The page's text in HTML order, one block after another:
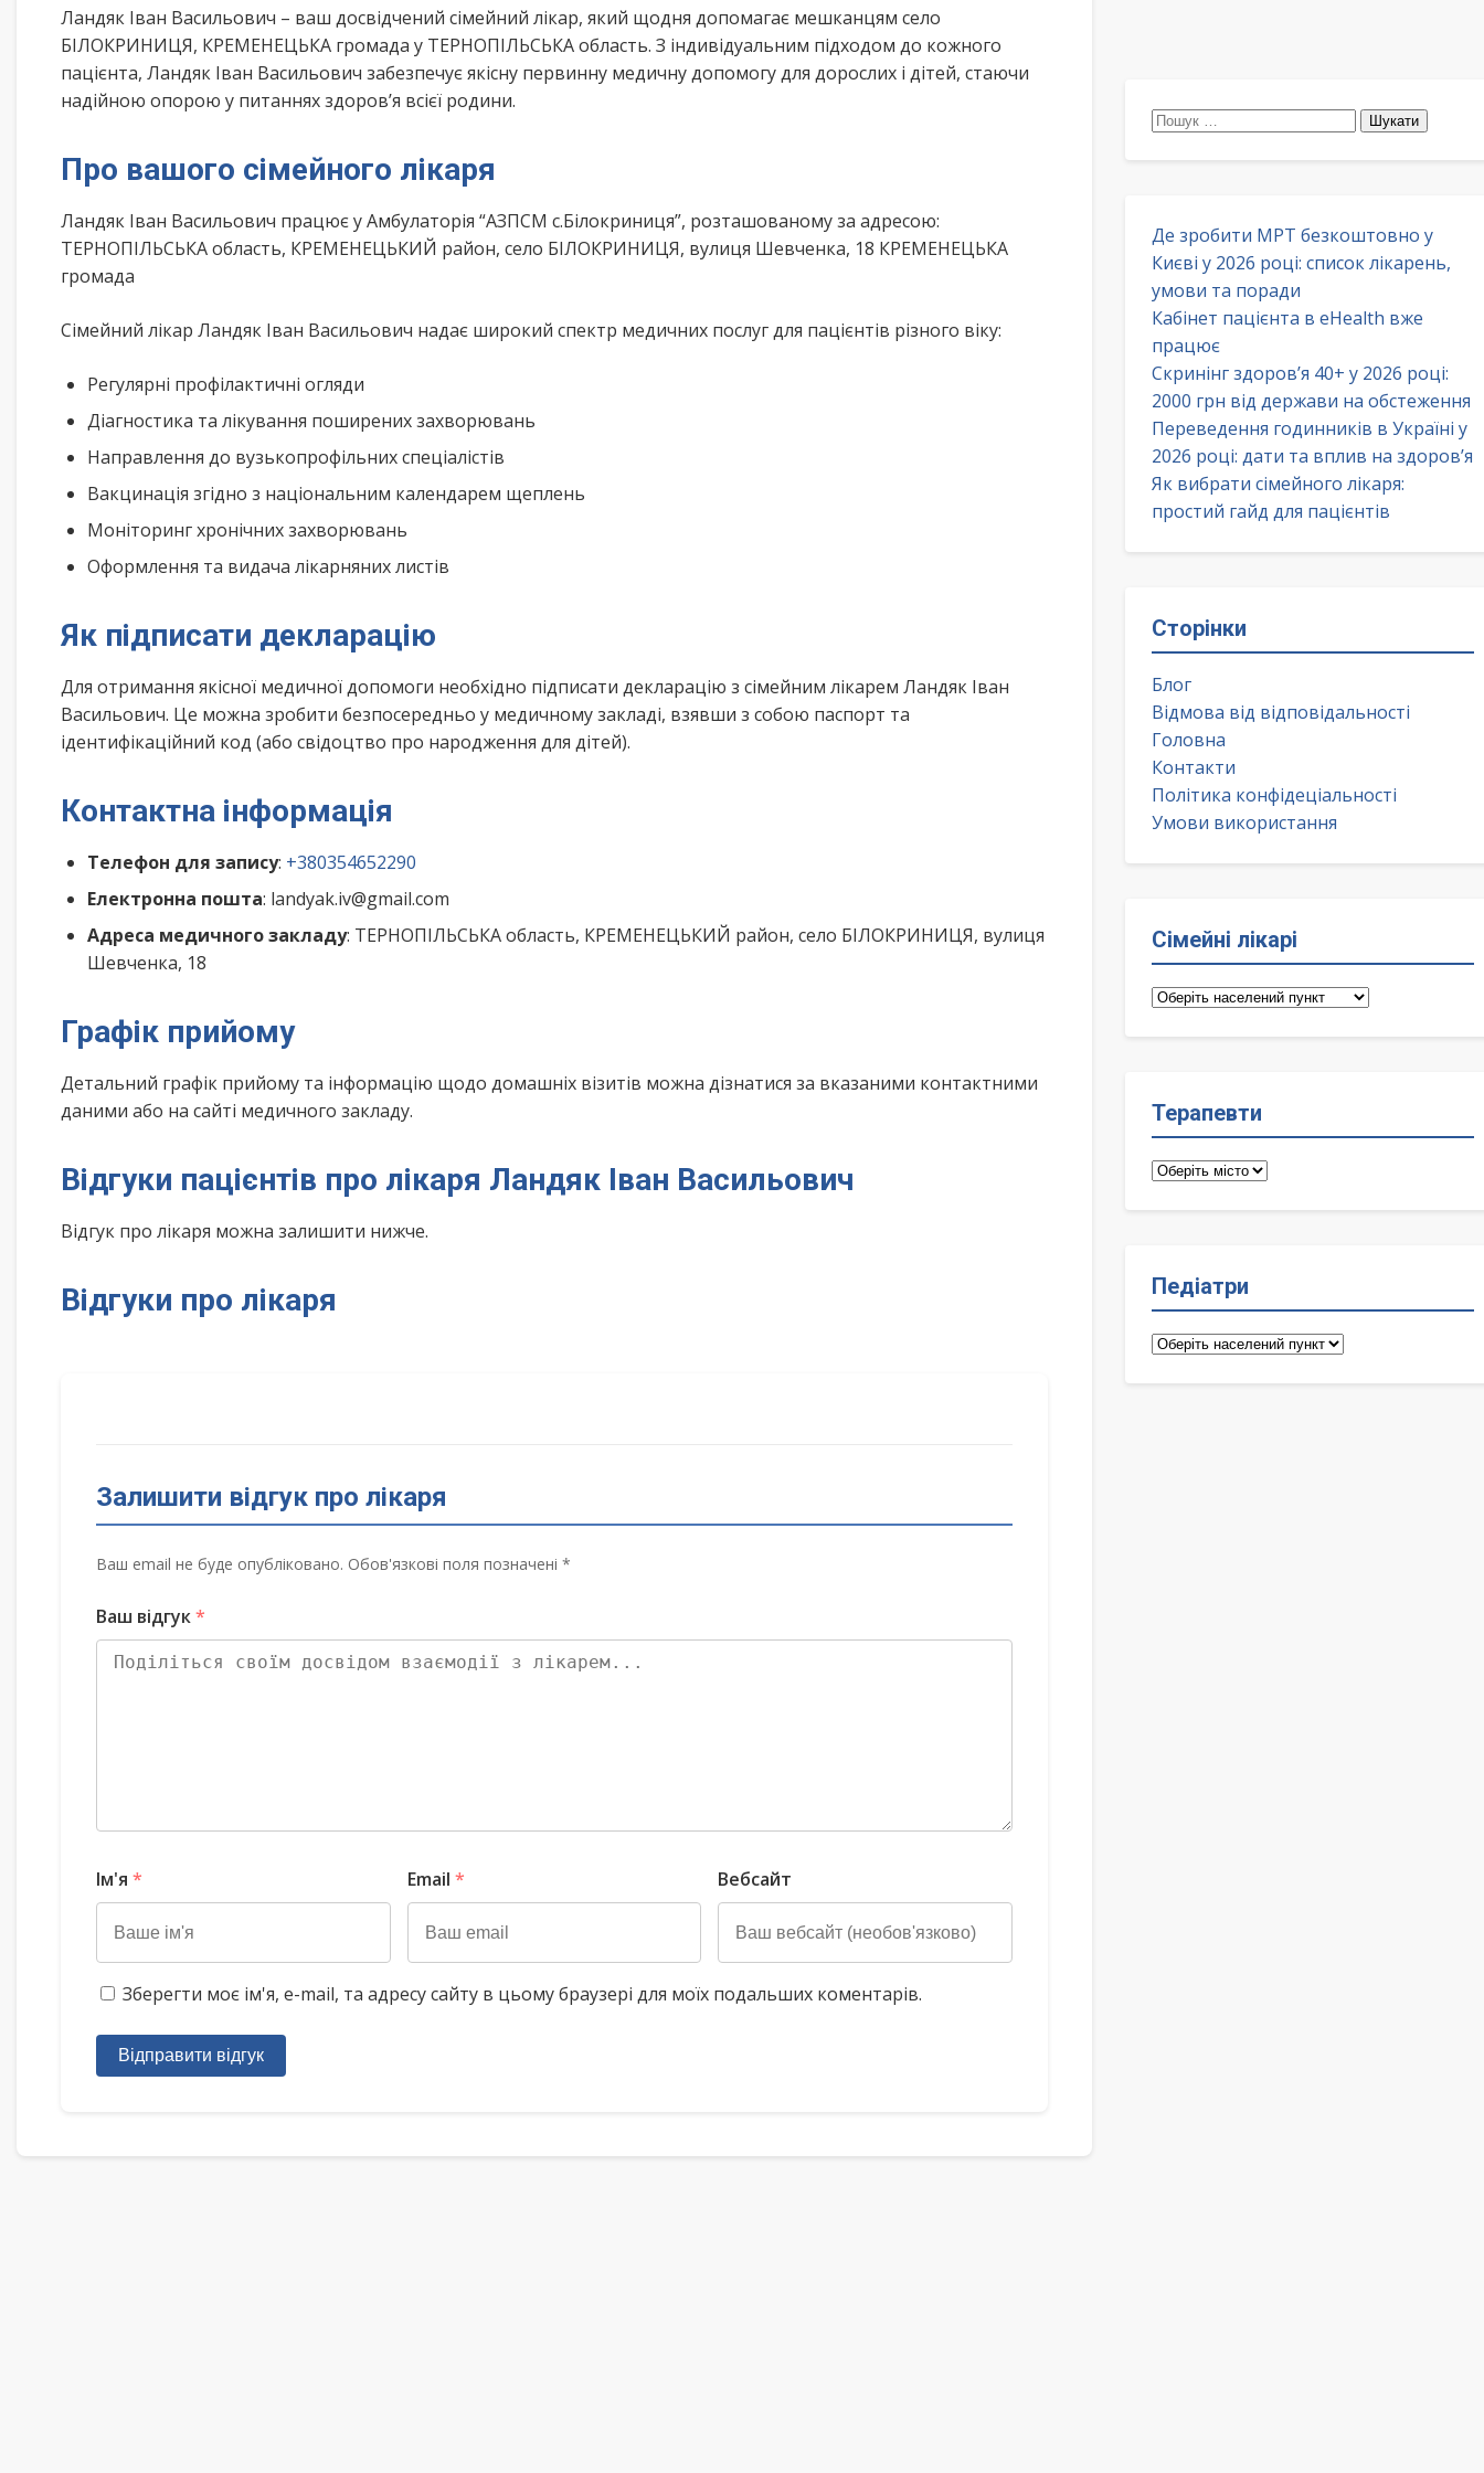
Ландяк Іван Васильович – ваш досвідчений сімейний лікар, який щодня допомагає мешканцям село
БІЛОКРИНИЦЯ, КРЕМЕНЕЦЬКА громада у ТЕРНОПІЛЬСЬКА область. З індивідуальним підходом до кожного
пацієнта, Ландяк Іван Васильович забезпечує якісну первинну медичну допомогу для дорослих і дітей, стаючи
надійною опорою у питаннях здоров’я всієї родини.
Про вашого сімейного лікаря
Ландяк Іван Васильович працює у Амбулаторія “АЗПСМ с.Білокриниця”, розташованому за адресою:
ТЕРНОПІЛЬСЬКА область, КРЕМЕНЕЦЬКИЙ район, село БІЛОКРИНИЦЯ, вулиця Шевченка, 18 КРЕМЕНЕЦЬКА
громада
Сімейний лікар Ландяк Іван Васильович надає широкий спектр медичних послуг для пацієнтів різного віку:
Регулярні профілактичні огляди
Діагностика та лікування поширених захворювань
Направлення до вузькопрофільних спеціалістів
Вакцинація згідно з національним календарем щеплень
Моніторинг хронічних захворювань
Оформлення та видача лікарняних листів
Як підписати декларацію
Для отримання якісної медичної допомоги необхідно підписати декларацію з сімейним лікарем Ландяк Іван
Васильович. Це можна зробити безпосередньо у медичному закладі, взявши з собою паспорт та
ідентифікаційний код (або свідоцтво про народження для дітей).
Контактна інформація
Телефон для запису: +380354652290
Електронна пошта: landyak.iv@gmail.com
Адреса медичного закладу: ТЕРНОПІЛЬСЬКА область, КРЕМЕНЕЦЬКИЙ район, село БІЛОКРИНИЦЯ, вулиця
Шевченка, 18
Графік прийому
Детальний графік прийому та інформацію щодо домашніх візитів можна дізнатися за вказаними контактними
даними або на сайті медичного закладу.
Відгуки пацієнтів про лікаря Ландяк Іван Васильович
Відгук про лікаря можна залишити нижче.
Відгуки про лікаря
Залишити відгук про лікаря
Ваш email не буде опубліковано. Обов'язкові поля позначені *
Ваш відгук*
Ім'я * Email * Вебсайт
Зберегти моє ім'я, e-mail, та адресу сайту в цьому браузері для моїх подальших коментарів.
Відправити відгук
Пошук:
Де зробити МРТ безкоштовно у
Києві у 2026 році: список лікарень,
умови та поради
Кабінет пацієнта в eHealth вже
працює
Скринінг здоров’я 40+ у 2026 році:
2000 грн від держави на обстеження
Переведення годинників в Україні у
2026 році: дати та вплив на здоров’я
Як вибрати сімейного лікаря:
простий гайд для пацієнтів
Сторінки
Блог
Відмова від відповідальності
Головна
Контакти
Політика конфідеціальності
Умови використання
Сімейні лікарі
Сімейні
Терапевти
Терапевти
Педіатри
Педіатри